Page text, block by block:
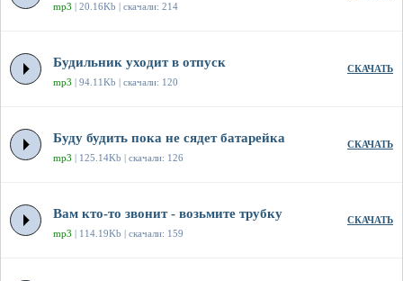
mp3 | 20.16Kb | скачали: 214
Будильник уходит в отпуск
mp3 | 94.11Kb | скачали: 120
СКАЧАТЬ
Буду будить пока не сядет батарейка
mp3 | 125.14Kb | скачали: 126
СКАЧАТЬ
Вам кто-то звонит - возьмите трубку
mp3 | 114.19Kb | скачали: 159
СКАЧАТЬ